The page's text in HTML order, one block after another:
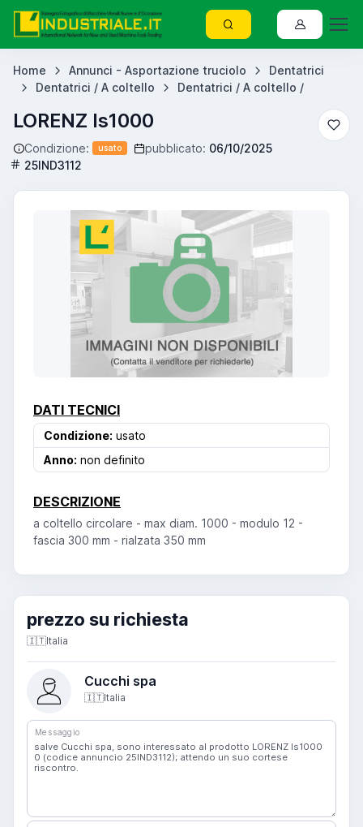
Home Annunci - Asportazione truciolo
Dentatrici
Dentatrici / A coltello
Dentatrici / A coltello /
LORENZ ls1000
Condizione: usato pubblicato: 06/10/2025
25IND3112
DATI TECNICI
Condizione: usato
Anno: non definito
DESCRIZIONE
a coltello circolare - max diam. 1000 - modulo 12 -
fascia 300 mm - rialzata 350 mm
prezzo su richiesta
🇮🇹Italia
Cucchi spa
🇮🇹Italia
Messaggio